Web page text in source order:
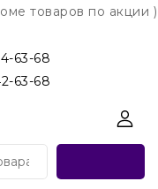
товаров по акции )
63-68
63-68